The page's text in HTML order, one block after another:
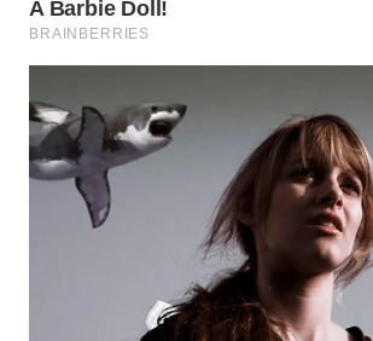
WN
LIKUPANG
WN
LABUANBAJO
WN
BORNEO